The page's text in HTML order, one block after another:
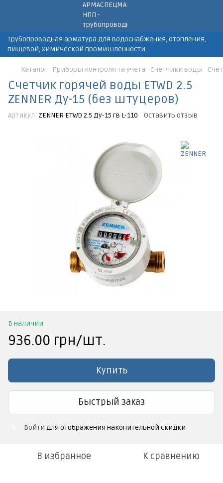
Трубопроводная арматура для водоснабжения, отопления,
пищевой, химической промишленности.
Каталог Приборы контроля та учета Счетчики воды
Счетчик горячей воды ETWD 2.5
ZENNER Ду-15 (без штуцеров)
Артикул: ZENNER ETWD 2.5 Ду-15 гв L-110 Оставить отзыв
В наличии
936.00 грн/шт.
Купить
Быстрый заказ
Войти для отображения накопительной скидки
В избранное К сравнению